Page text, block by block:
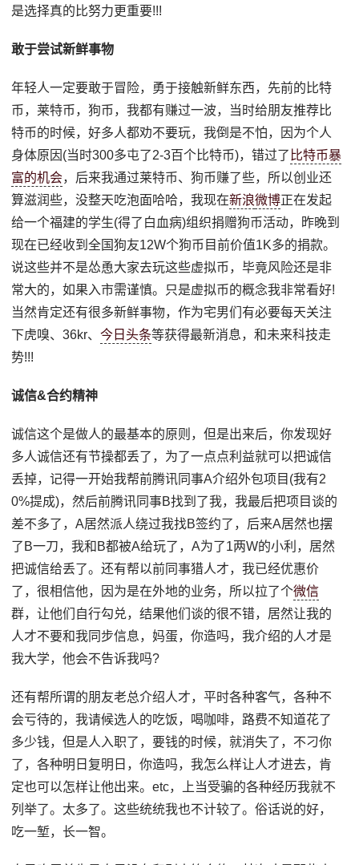
是选择真的比努力更重要!!!
敢于尝试新鲜事物
年轻人一定要敢于冒险，勇于接触新鲜东西，先前的比特
币，莱特币，狗币，我都有赚过一波，当时给朋友推荐比
特币的时候，好多人都劝不要玩，我倒是不怕，因为个人
身体原因(当时300多屯了2-3百个比特币)，错过了 比特币暴
富的机会，后来我通过莱特币、狗币赚了些，所以创业还
算滋润些，没整天吃泡面哈哈，我现在新浪微博正在发起
给一个福建的学生(得了白血病)组织捐赠狗币活动，昨晚到
现在已经收到全国狗友12W个狗币目前价值1K多的捐款。
说这些并不是怂恿大家去玩这些虚拟币，毕竟风险还是非
常大的，如果入市需谨慎。只是虚拟币的概念我非常看好!
当然肯定还有很多新鲜事物，作为宅男们有必要每天关注
下虎嗅、36kr、今日头条等获得最新消息，和未来科技走
势!!!
诚信&合约精神
诚信这个是做人的最基本的原则，但是出来后，你发现好
多人诚信还有节操都丢了，为了一点点利益就可以把诚信
丢掉，记得一开始我帮前腾讯同事A介绍外包项目(我有2
0%提成)，然后前腾讯同事B找到了我，我最后把项目谈的
差不多了，A居然派人绕过我找B签约了，后来A居然也摆
了B一刀，我和B都被A给玩了，A为了1两W的小利，居然
把诚信给丢了。还有帮以前同事猎人才，我已经优惠价
了，很相信他，因为是在外地的业务，所以拉了个微信
群，让他们自行勾兑，结果他们谈的很不错，居然让我的
人才不要和我同步信息，妈蛋，你造吗，我介绍的人才是
我大学，他会不告诉我吗?
还有帮所谓的朋友老总介绍人才，平时各种客气，各种不
会亏待的，我请候选人的吃饭，喝咖啡，路费不知道花了
多少钱，但是人入职了，要钱的时候，就消失了，不刁你
了，各种明日复明日，你造吗，我怎么样让人才进去，肯
定也可以怎样让他出来。etc，上当受骗的各种经历我就不
列举了。太多了。这些统统我也不计较了。俗话说的好，
吃一堑，长一智。